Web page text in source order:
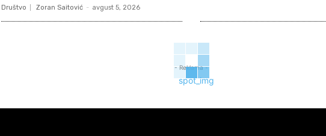
Društvo Zoran Saitović - avgust 5, 2026
- Reklama -